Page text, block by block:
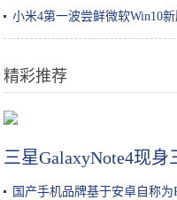
小米4第一波尝鲜微软Win10
精彩推荐
三星GalaxyNote4现
国产手机品牌基于安卓自称